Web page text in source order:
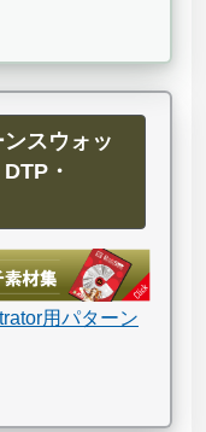
スウォッ
・
用パターン